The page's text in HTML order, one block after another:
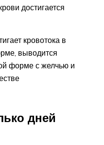
достигается
кровотока в
выводится
форме с желчью и
дней